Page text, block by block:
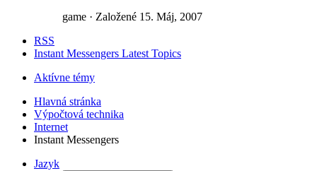
game · Založené 15. Máj, 2007
RSS
Instant Messengers Latest Topics
Aktívne témy
Hlavná stránka
Výpočtová technika
Internet
Instant Messengers
Jazyk